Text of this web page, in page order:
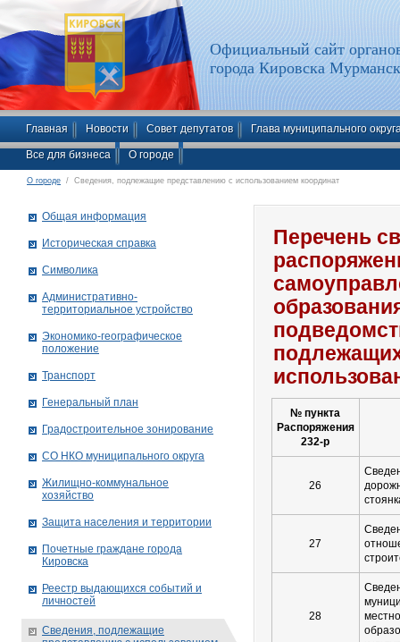
Официальный сайт
города Кировска
Главная Новости Совет депутатов Глава муниципального
Все для бизнеса О городе
О городе / Сведения, подлежащие представлению с использованием координат
Перечень
№ пункта
Распоряжения
232-р
26
27
28
Общая информация
Историческая справка
Символика
Административно-
территориальное устройство
Экономико-географическое
положение
Транспорт
Генеральный план
Градостроительное зонирование
СО НКО муниципального округа
Жилищно-коммунальное
хозяйство
Защита населения и территории
Почетные граждане города
Кировска
Реестр выдающихся событий и
личностей
Сведения, подлежащие